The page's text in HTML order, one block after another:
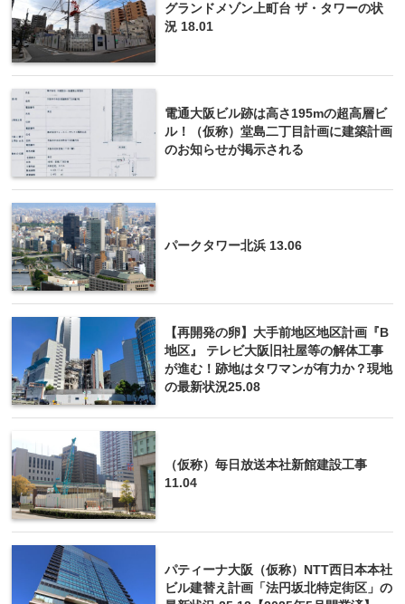
グランドメゾン上町台 ザ・タワーの状
況 18.01
電通大阪ビル跡は高さ195mの超高層ビ
ル！（仮称）堂島二丁目計画に建築計画
のお知らせが掲示される
パークタワー北浜 13.06
【再開発の卵】大手前地区地区計画『B
地区』 テレビ大阪旧社屋等の解体工事
が進む！跡地はタワマンが有力か？現地
の最新状況25.08
（仮称）毎日放送本社新館建設工事
11.04
パティーナ大阪（仮称）NTT西日本本社
ビル建替え計画「法円坂北特定街区」の